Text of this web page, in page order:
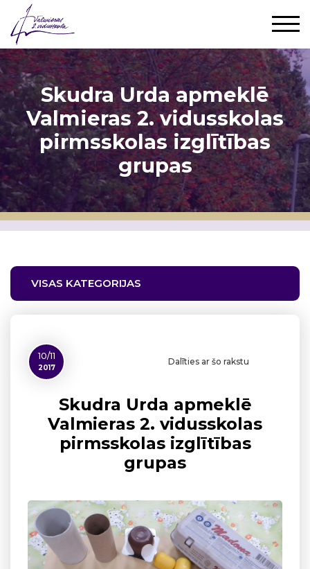
Skudra Urda apmeklē
Valmieras 2. vidusskolas
pirmsskolas izglītības
grupas
VISAS KATEGORIJAS
10/11
2017
Dalīties ar šo rakstu
Skudra Urda apmeklē
Valmieras 2. vidusskolas
pirmsskolas izglītības
grupas